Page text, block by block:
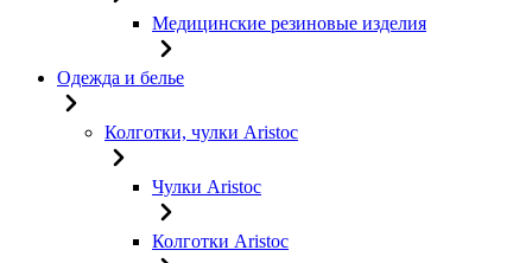
Медицинские резиновые изделия
Одежда и белье
Колготки, чулки Aristoc
Чулки Aristoc
Колготки Aristoc